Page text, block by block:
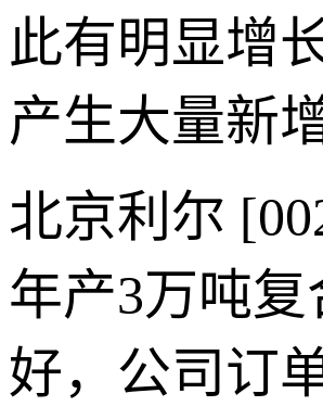
此有明显增
产生大量新
北京利尔
年产3万吨
好，公司订